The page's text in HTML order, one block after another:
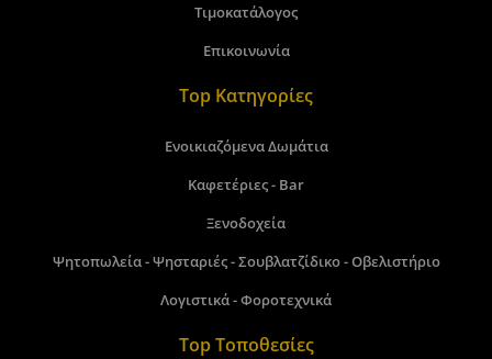
Τιμοκατάλογος
Επικοινωνία
Top Κατηγορίες
Ενοικιαζόμενα Δωμάτια
Καφετέριες - Bar
Ξενοδοχεία
Ψητοπωλεία - Ψησταριές - Σουβλατζίδικο - Οβελιστήριο
Λογιστικά - Φοροτεχνικά
Top Τοποθεσίες